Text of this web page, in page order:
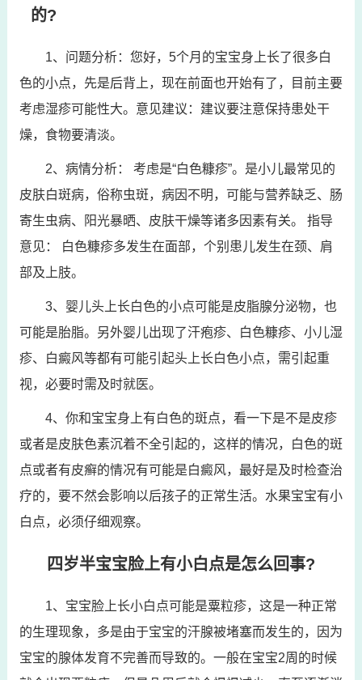
的?
1、问题分析：您好，5个月的宝宝身上长了很多白
色的小点，先是后背上，现在前面也开始有了，目前主要
考虑湿疹可能性大。意见建议：建议要注意保持患处干
燥，食物要清淡。
2、病情分析： 考虑是“白色糠疹”。是小儿最常见的
皮肤白斑病，俗称虫斑，病因不明，可能与营养缺乏、肠
寄生虫病、阳光暴晒、皮肤干燥等诸多因素有关。 指导
意见： 白色糠疹多发生在面部，个别患儿发生在颈、肩
部及上肢。
3、婴儿头上长白色的小点可能是皮脂腺分泌物，也
可能是胎脂。另外婴儿出现了汗疱疹、白色糠疹、小儿湿
疹、白癜风等都有可能引起头上长白色小点，需引起重
视，必要时需及时就医。
4、你和宝宝身上有白色的斑点，看一下是不是皮疹
或者是皮肤色素沉着不全引起的，这样的情况，白色的斑
点或者有皮癣的情况有可能是白癜风，最好是及时检查治
疗的，要不然会影响以后孩子的正常生活。水果宝宝有小
白点，必须仔细观察。
四岁半宝宝脸上有小白点是怎么回事?
1、宝宝脸上长小白点可能是粟粒疹，这是一种正常
的生理现象，多是由于宝宝的汗腺被堵塞而发生的，因为
宝宝的腺体发育不完善而导致的。一般在宝宝2周的时候